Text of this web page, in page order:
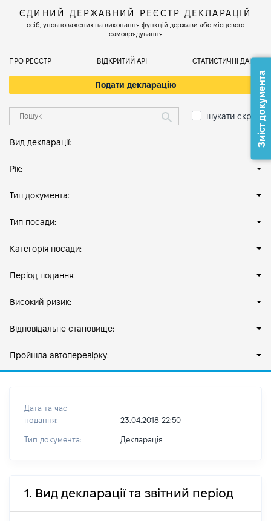
ЄДИНИЙ ДЕРЖАВНИЙ РЕЄСТР ДЕКЛАРАЦІЙ
осіб, уповноважених на виконання функцій держави або місцевого
самоврядування
ПРО РЕЄСТР ВІДКРИТИЙ АРІ СТАТИСТИЧНІ ДАНІ
Подати декларацію
шукати скрізь
Вид декларації:
Рік:
Тип документа:
Тип посади:
Категорія посади:
Період подання:
Високий ризик:
Відповідальне становище:
Пройшла автоперевірку:
Дата та час
подання:
23.04.2018 22:50
Тип документа: Декларація
1. Вид декларації та звітний період
Зміст документа